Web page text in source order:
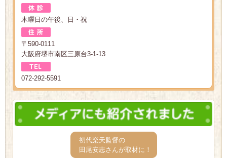
木曜日の午後、日・祝
〒590-0111
大阪府堺市南区三原台3-1-13
072-292-5591
初代楽天監督の
田尾安志さんが取材に！